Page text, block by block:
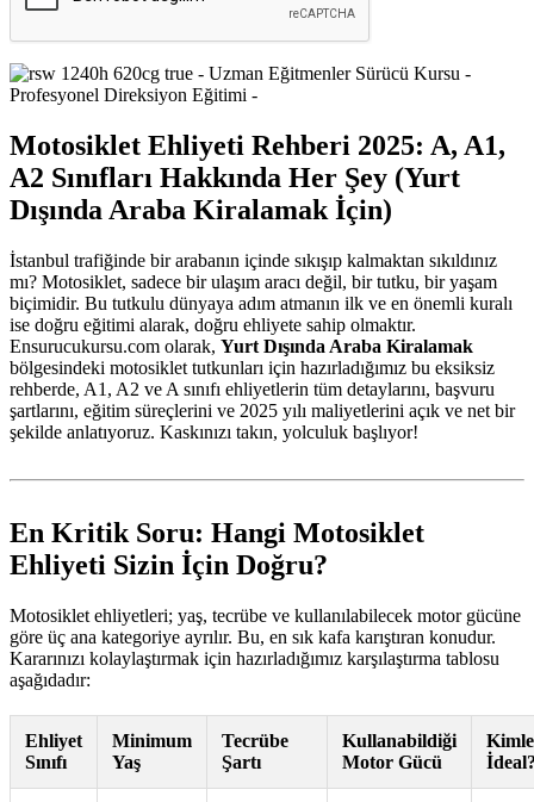
Motosiklet Ehliyeti Rehberi 2025: A, A1,
A2 Sınıfları Hakkında Her Şey (Yurt
Dışında Araba Kiralamak İçin)
İstanbul trafiğinde bir arabanın içinde sıkışıp kalmaktan sıkıldınız
mı? Motosiklet, sadece bir ulaşım aracı değil, bir tutku, bir yaşam
biçimidir. Bu tutkulu dünyaya adım atmanın ilk ve en önemli kuralı
ise doğru eğitimi alarak, doğru ehliyete sahip olmaktır.
Ensurucukursu.com olarak, Yurt Dışında Araba Kiralamak
bölgesindeki motosiklet tutkunları için hazırladığımız bu eksiksiz
rehberde, A1, A2 ve A sınıfı ehliyetlerin tüm detaylarını, başvuru
şartlarını, eğitim süreçlerini ve 2025 yılı maliyetlerini açık ve net bir
şekilde anlatıyoruz. Kaskınızı takın, yolculuk başlıyor!
En Kritik Soru: Hangi Motosiklet
Ehliyeti Sizin İçin Doğru?
Motosiklet ehliyetleri; yaş, tecrübe ve kullanılabilecek motor gücüne
göre üç ana kategoriye ayrılır. Bu, en sık kafa karıştıran konudur.
Kararınızı kolaylaştırmak için hazırladığımız karşılaştırma tablosu
aşağıdadır:
Ehliyet
Sınıfı
Minimum
Yaş
Tecrübe
Şartı
Kullanabildiği
Motor Gücü